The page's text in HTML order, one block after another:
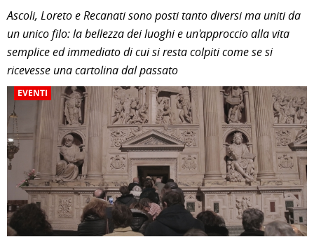
Ascoli, Loreto e Recanati sono posti tanto diversi ma uniti da
un unico filo: la bellezza dei luoghi e un'approccio alla vita
semplice ed immediato di cui si resta colpiti come se si
ricevesse una cartolina dal passato
EVENTI